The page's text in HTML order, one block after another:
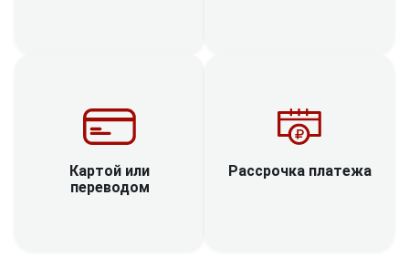
Картой или
переводом
Рассрочка платежа